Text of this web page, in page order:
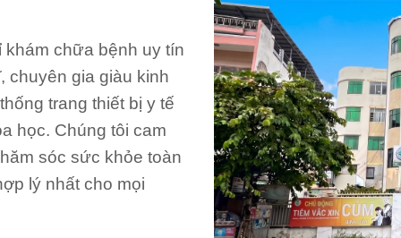
chữa bệnh uy tín
chuyên gia giàu kinh
trang thiết bị y tế
học. Chúng tôi cam
sóc sức khỏe toàn
lý nhất cho mọi